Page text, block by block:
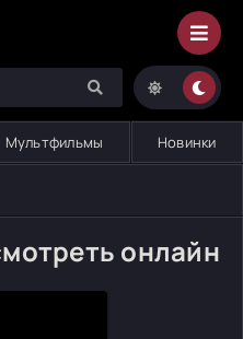
Мультфильмы Новинки
онлайн